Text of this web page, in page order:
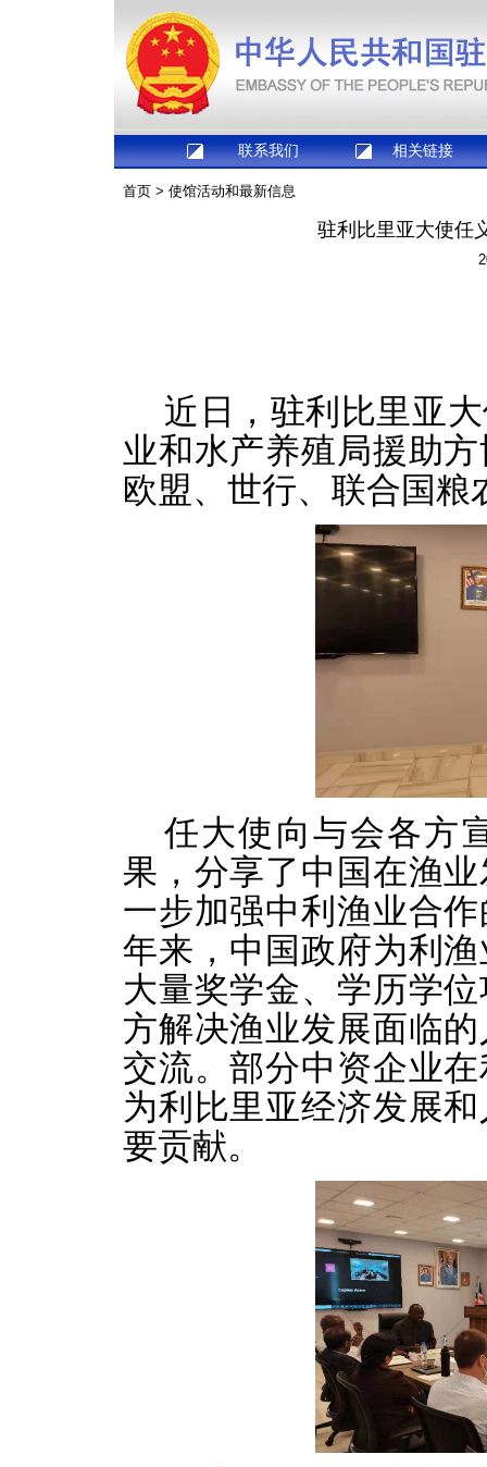
联系我们 相关链接
首页 > 使馆活动和最新信息
驻利比里亚大使任
近日，驻利比里亚
业和水产养殖局援助
欧盟、世行、联合国
任大使向与会各方
果，分享了中国在渔
一步加强中利渔业合
年来，中国政府为利
大量奖学金、学历学
方解决渔业发展面临
交流。部分中资企业
为利比里亚经济发展
要贡献。